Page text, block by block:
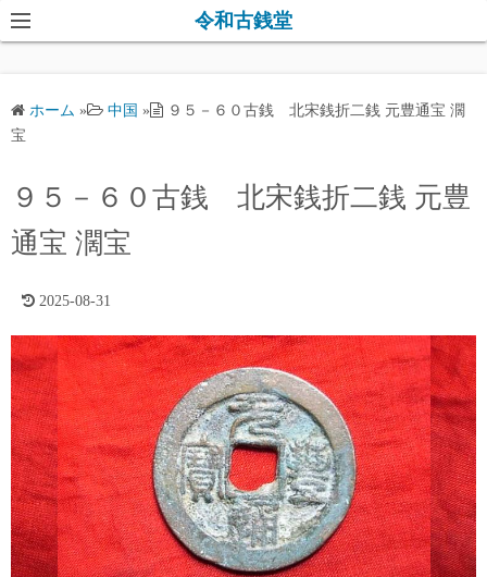
コ
ン
ツ
ッ
令和古銭堂
ホーム » 中国 »
９５－６０古銭 北宋銭折二銭 元豊通宝 濶
宝
９５－６０古銭 北宋銭折二銭 元豊
通宝 濶宝
2025-08-31